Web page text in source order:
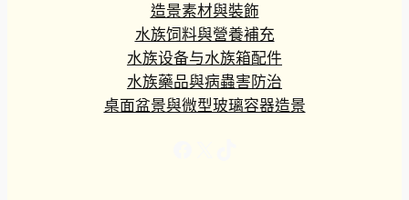
造景素材與裝飾
水族饲料與營養補充
水族设备与水族箱配件
水族藥品與病蟲害防治
桌面盆景與微型玻璃容器造景